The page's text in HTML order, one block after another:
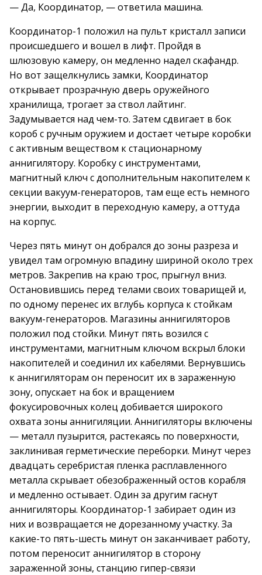
— Да, Координатор, — ответила машина.
Координатор-1 положил на пульт кристалл записи
происшедшего и вошел в лифт. Пройдя в
шлюзовую камеру, он медленно надел скафандр.
Но вот защелкнулись замки, Координатор
открывает прозрачную дверь оружейного
хранилища, трогает за ствол лайтинг.
Задумывается над чем-то. Затем сдвигает в бок
короб с ручным оружием и достает четыре коробки
с активным веществом к стационарному
аннигилятору. Коробку с инструментами,
магнитный ключ с дополнительным накопителем к
секции вакуум-генераторов, там еще есть немного
энергии, выходит в переходную камеру, а оттуда
на корпус.
Через пять минут он добрался до зоны разреза и
увидел там огромную впадину шириной около трех
метров. Закрепив на краю трос, прыгнул вниз.
Остановившись перед телами своих товарищей и,
по одному перенес их вглубь корпуса к стойкам
вакуум-генераторов. Магазины аннигиляторов
положил под стойки. Минут пять возился с
инструментами, магнитным ключом вскрыл блоки
накопителей и соединил их кабелями. Вернувшись
к аннигиляторам он переносит их в зараженную
зону, опускает на бок и вращением
фокусировочных колец добивается широкого
охвата зоны аннигиляции. Аннигиляторы включены
— металл пузырится, растекаясь по поверхности,
заклинивая герметические переборки. Минут через
двадцать серебристая пленка расплавленного
металла скрывает обезображенный остов корабля
и медленно остывает. Один за другим гаснут
аннигиляторы. Координатор-1 забирает один из
них и возвращается не дорезанному участку. За
какие-то пять-шесть минут он заканчивает работу,
потом переносит аннигилятор в сторону
зараженной зоны, станцию гипер-связи